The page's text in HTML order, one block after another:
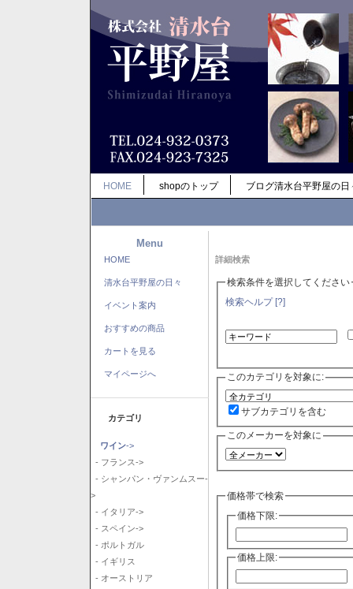
HOME shopのトップ ブログ清水台平野屋の日
Menu
HOME
清水台平野屋の日々
イベント案内
おすすめの商品
カートを見る
マイページへ
カテゴリ
ワイン->
- フランス->
- シャンパン・ヴァンムスー-
>
- イタリア->
- スペイン->
- ポルトガル
- イギリス
- オーストリア
詳細検索
検索条件を選択してください
検索ヘルプ [?]
このカテゴリを対象に:
サブカテゴリを含む
このメーカーを対象に
価格帯で検索
価格下限:
価格上限: